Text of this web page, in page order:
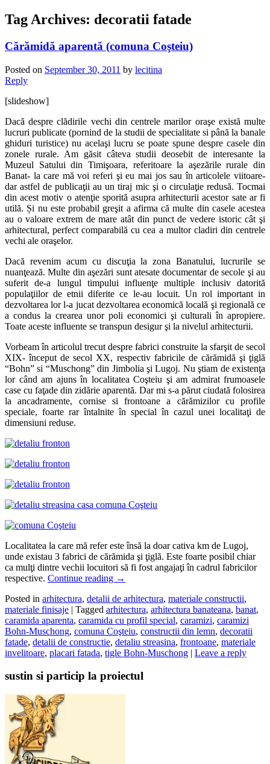
Tag Archives: decoratii fatade
Cărămidă aparentă (comuna Coşteiu)
Posted on September 30, 2011 by lecitina
Reply
[slideshow]
Dacă despre clădirile vechi din centrele marilor oraşe există multe
lucruri publicate (pornind de la studii de specialitate si până la banale
ghiduri turistice) nu acelaşi lucru se poate spune despre casele din
zonele rurale. Am găsit câteva studii deosebit de interesante la
Muzeul Satului din Timişoara, referitoare la aşezările rurale din
Banat- la care mă voi referi şi eu mai jos sau în articolele viitoare-
dar astfel de publicaţii au un tiraj mic şi o circulaţie redusă. Tocmai
din acest motiv o atenţie sporită asupra arhitecturii acestor sate ar fi
utilă. Și nu este probabil greşit a afirma că multe din casele acestea
au o valoare extrem de mare atât din punct de vedere istoric cât şi
arhitectural, perfect comparabilă cu cea a multor cladiri din centrele
vechi ale oraşelor.
Dacă revenim acum cu discuţia la zona Banatului, lucrurile se
nuanţează. Multe din aşezări sunt atesate documentar de secole şi au
suferit de-a lungul timpului influenţe multiple inclusiv datorită
populaţiilor de etnii diferite ce le-au locuit. Un rol important in
dezvoltarea lor l-a jucat dezvoltarea economică locală şi regională ce
a condus la crearea unor poli economici şi culturali în apropiere.
Toate aceste influente se transpun desigur şi la nivelul arhitecturii.
Vorbeam în articolul trecut despre fabrici construite la sfarşit de secol
XIX- început de secol XX, respectiv fabricile de cărămidă şi ţiglă
“Bohn” si “Muschong” din Jimbolia şi Lugoj. Nu ştiam de existenţa
lor când am ajuns în localitatea Coşteiu şi am admirat frumoasele
case cu faţade din zidărie aparentă. Dar mi s-a părut ciudată folosirea
la ancadramente, cornise si frontoane a cărămizilor cu profile
speciale, foarte rar întalnite în special în cazul unei localitaţi de
dimensiuni reduse.
Localitatea la care mă refer este însă la doar cativa km de Lugoj,
unde existau 3 fabrici de cărămida şi ţiglă. Este foarte posibil chiar
ca mulţi dintre vechii locuitori să fi fost angajaţi în cadrul fabricilor
respective. Continue reading →
Posted in arhitectura, detalii de arhitectura, materiale constructii,
materiale finisaje | Tagged arhitectura, arhitectura banateana, banat,
caramida aparenta, caramida cu profil special, caramizi, caramizi
Bohn-Muschong, comuna Coşteiu, constructii din lemn, decoratii
fatade, detalii de constructie, detaliu streasina, frontoane, materiale
invelitoare, placari fatada, tigle Bohn-Muschong | Leave a reply
sustin si particip la proiectul